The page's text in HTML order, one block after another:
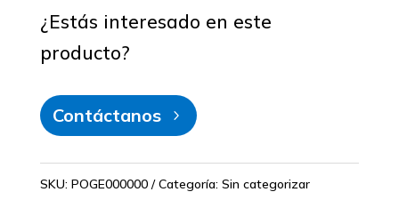
¿Estás interesado en este
producto?
Contáctanos
SKU: POGE000000 Categoría: Sin categorizar